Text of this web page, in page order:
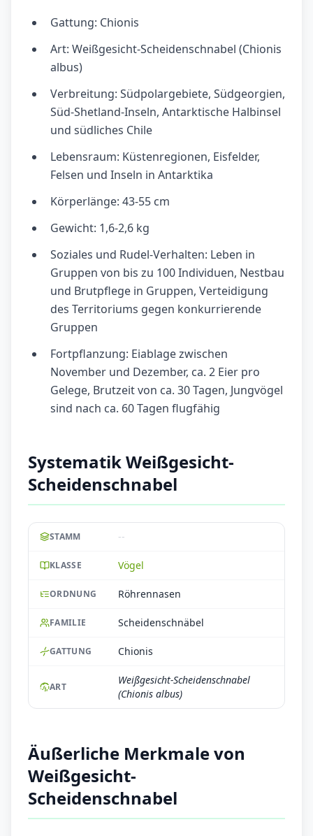
Gattung: Chionis
Art: Weißgesicht-Scheidenschnabel (Chionis
albus)
Verbreitung: Südpolargebiete, Südgeorgien,
Süd-Shetland-Inseln, Antarktische Halbinsel
und südliches Chile
Lebensraum: Küstenregionen, Eisfelder,
Felsen und Inseln in Antarktika
Körperlänge: 43-55 cm
Gewicht: 1,6-2,6 kg
Soziales und Rudel-Verhalten: Leben in
Gruppen von bis zu 100 Individuen, Nestbau
und Brutpflege in Gruppen, Verteidigung
des Territoriums gegen konkurrierende
Gruppen
Fortpflanzung: Eiablage zwischen
November und Dezember, ca. 2 Eier pro
Gelege, Brutzeit von ca. 30 Tagen, Jungvögel
sind nach ca. 60 Tagen flugfähig
Systematik Weißgesicht-
Scheidenschnabel
STAMM --
KLASSE Vögel
ORDNUNG Röhrennasen
FAMILIE Scheidenschnäbel
GATTUNG Chionis
ART
Weißgesicht-Scheidenschnabel
(Chionis albus)
Äußerliche Merkmale von
Weißgesicht-
Scheidenschnabel